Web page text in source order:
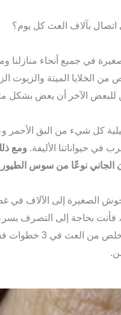
بآلاف العث كل يوم؟
في جميع أنحاء منازلنا
الخلايا الميتة والزيوت
للبعض الآخر أن يعض بشكل
كل شيء من البق
في حيواناتنا الأليفة. ومع
الجاني نوعًا من سوس الطيور
الصغيرة إلى الآلاف في
فأنت بحاجة إلى التصرف
ستتعلم أدناه